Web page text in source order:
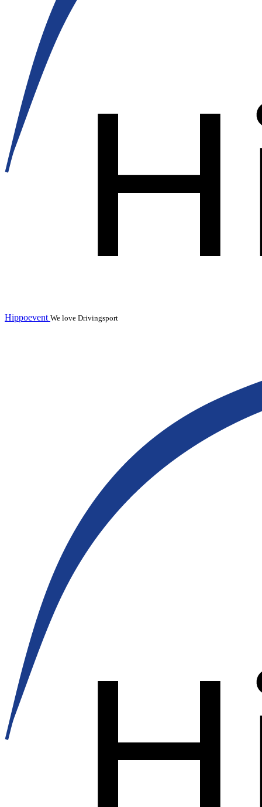
Hippoevent We love Drivingsport